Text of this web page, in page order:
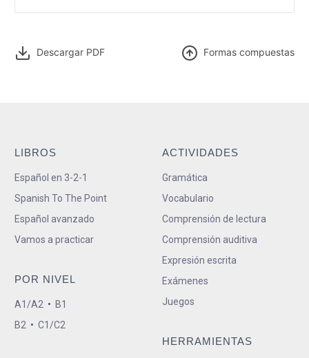
Descargar PDF Formas compuestas
LIBROS
Español en 3-2-1
Spanish To The Point
Español avanzado
Vamos a practicar
POR NIVEL
A1/A2 • B1
B2 • C1/C2
ACTIVIDADES
Gramática
Vocabulario
Comprensión de lectura
Comprensión auditiva
Expresión escrita
Exámenes
Juegos
HERRAMIENTAS